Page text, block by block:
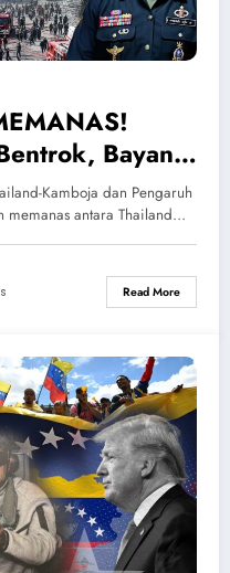
Bayang-
Kamboja dan Pengaruh
memanas antara Thailand…
Read More